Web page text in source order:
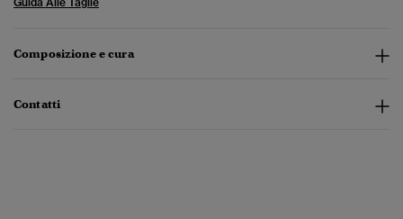
Composizione e cura
Contatti